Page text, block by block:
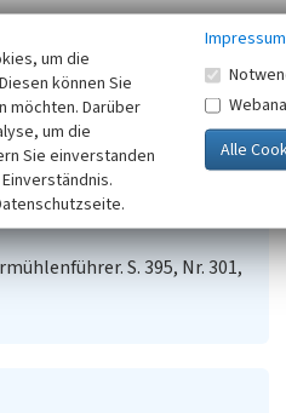
Auftrag des LVR-Fachbereich
Wind und Wassermühlen
und Wohnen.
S. 395, Nr. 301,
um die
können Sie
möchten. Darüber
um die
Sie einverstanden
Impressum